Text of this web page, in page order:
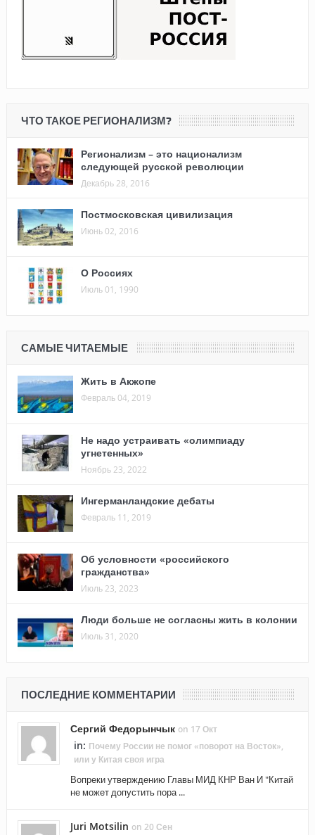
ЧТО ТАКОЕ РЕГИОНАЛИЗМ?
Регионализм – это национализм
следующей русской революции
Декабрь 28, 2016
Постмосковская цивилизация
Июнь 02, 2016
О Россиях
Июль 01, 1990
САМЫЕ ЧИТАЕМЫЕ
Жить в Акжопе
Февраль 04, 2019
Не надо устраивать «олимпиаду
угнетенных»
Ноябрь 23, 2022
Ингерманландские дебаты
Февраль 11, 2019
Об условности «российского
гражданства»
Июль 23, 2023
Люди больше не согласны жить в колонии
Июль 31, 2020
ПОСЛЕДНИЕ КОММЕНТАРИИ
Сергий Федорынчык on 17 Окт
in: Почему России не помог «поворот на Восток»,
или у Китая своя игра
Вопреки утверждению Главы МИД КНР Ван И "Китай
не может допустить пора ...
Juri Motsilin on 20 Сен